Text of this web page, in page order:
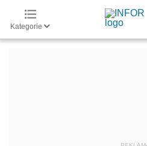
Kategorie